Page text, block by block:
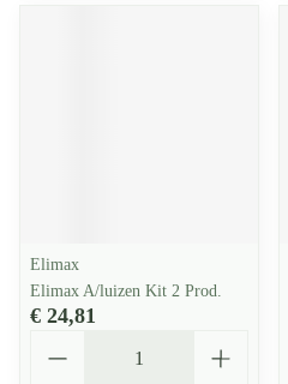
Elimax
Elimax A/luizen Kit 2 Prod.
€ 24,81